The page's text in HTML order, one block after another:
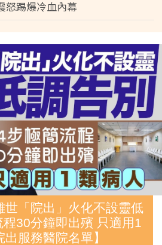
怒踢爆冷血內幕
世「院出」火化不設靈低
30分鐘即出殯 只適用1
服務醫院名單】